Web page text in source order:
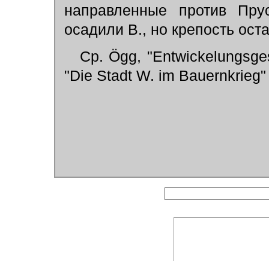
направленные против
осадили В., но крепость
Ср. Ögg,
"Die Stadt W. im